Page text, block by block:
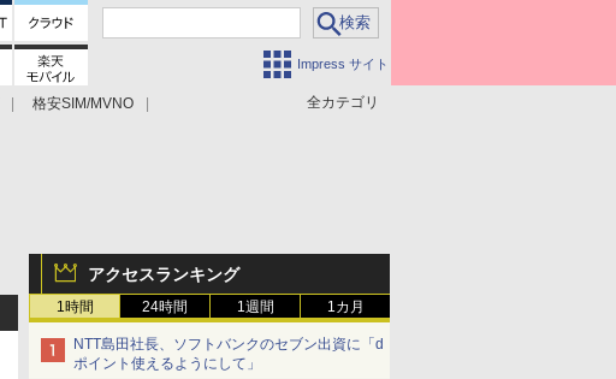
Impress サイト
全カテゴリ
格安SIM/MVNO
アクセスランキング
1時間 24時間 1週間 1カ月
NTT島田社長、ソフトバンクのセブン出資に「d
ポイント使えるようにして」